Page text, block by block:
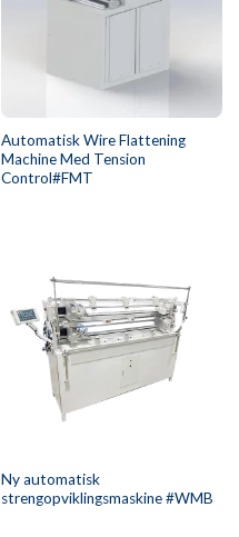
Automatisk Wire Flattening
Machine Med Tension
Control#FMT
Ny automatisk
strengopviklingsmaskine #WMB